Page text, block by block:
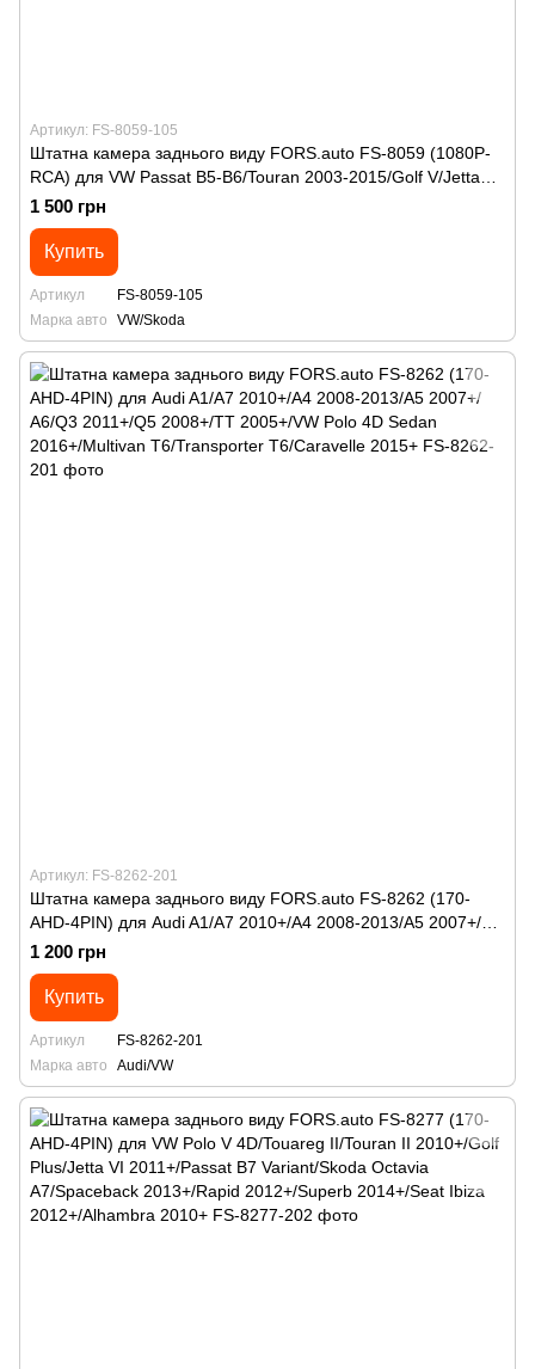
Артикул: FS-8059-105
Штатна камера заднього виду FORS.auto FS-8059 (1080P-
RCA) для VW Passat B5-B6/Touran 2003-2015/Golf V/Jetta
2005-2011/Multivan/Transporter/Caravelle 2003+/Caddy
2004+/Eos 2005+/Skoda Superb 2002-2008
1 500 грн
Купить
Артикул
FS-8059-105
Марка авто
VW/Skoda
Артикул: FS-8262-201
Штатна камера заднього виду FORS.auto FS-8262 (170-
AHD-4PIN) для Audi A1/А7 2010+/A4 2008-2013/A5 2007+/
А6/Q3 2011+/Q5 2008+/ТТ 2005+/VW Polo 4D Sedan
2016+/Multivan T6/Transporter T6/Caravelle 2015+
1 200 грн
Купить
Артикул
FS-8262-201
Марка авто
Audi/VW